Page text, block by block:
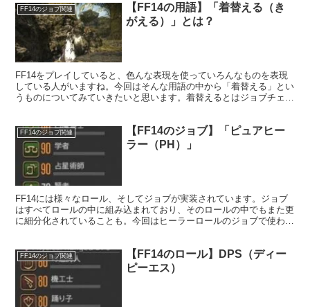
FF14のジョブ関連
【FF14の用語】「着替える（き
がえる）」とは？
FF14をプレイしていると、色んな表現を使っていろんなものを表現
している人がいますね。今回はそんな用語の中から「着替える」とい
うものについてみていきたいと思います。着替えるとはジョブチェン
FF14のジョブ関連
【FF14のジョブ】「ピュアヒー
ラー（PH）」
FF14には様々なロール、そしてジョブが実装されています。ジョブ
はすべてロールの中に組み込まれており、そのロールの中でもまた更
に細分化されていることも。今回はヒーラーロールのジョブで使われ
FF14のジョブ関連
【FF14のロール】DPS（ディー
ピーエス）